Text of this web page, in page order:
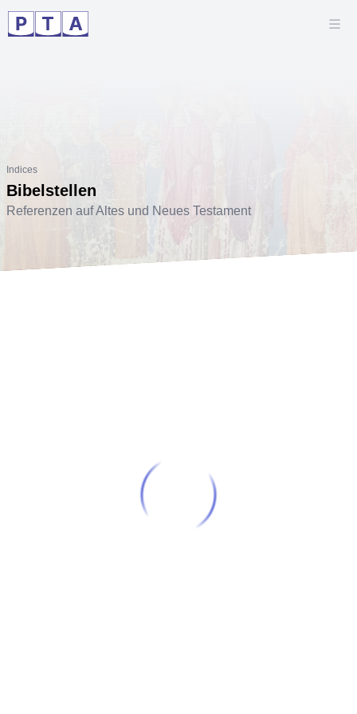
Indices
Bibelstellen
Referenzen auf Altes und Neues Testament